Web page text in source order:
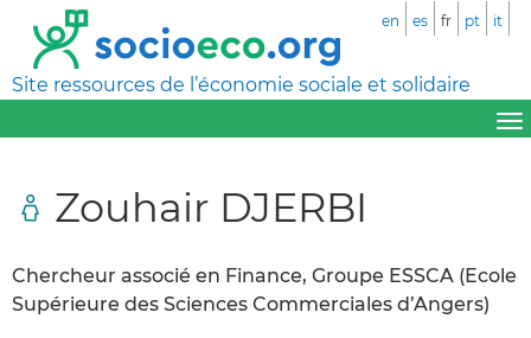
Site ressources de l’économie sociale et solidaire
en es fr pt it
Zouhair DJERBI
Chercheur associé en Finance, Groupe ESSCA (Ecole
Supérieure des Sciences Commerciales d’Angers)